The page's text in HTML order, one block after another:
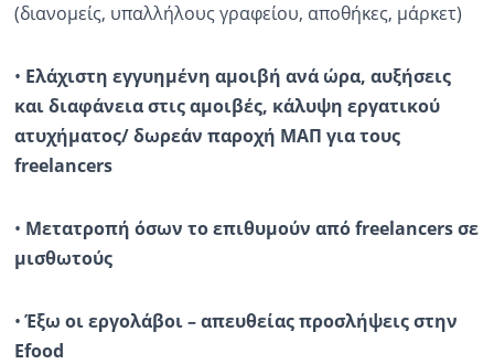
(διανομείς, υπαλλήλους γραφείου, αποθήκες, μάρκετ)
• Ελάχιστη εγγυημένη αμοιβή ανά ώρα, αυξήσεις
και διαφάνεια στις αμοιβές, κάλυψη εργατικού
ατυχήματος/ δωρεάν παροχή ΜΑΠ για τους
freelancers
• Μετατροπή όσων το επιθυμούν από freelancersσε
μισθωτούς
•Έξω οι εργολάβοι – απευθείας προσλήψεις στην
Efood